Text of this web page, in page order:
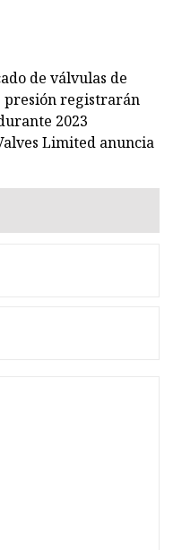
de válvulas de
presión registrarán
2023
Limited anuncia